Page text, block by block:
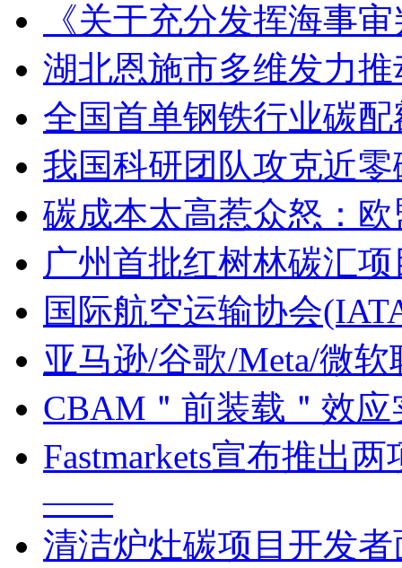
《关于充分发挥海事
湖北恩施市多维发力
全国首单钢铁行业碳
我国科研团队攻克近
碳成本太高惹众怒：
广州首批红树林碳汇
国际航空运输协会
亚马逊/谷歌/Meta/微
CBAM＂前装载＂效
Fastmarkets宣布推出
——
清洁炉灶碳项目开发